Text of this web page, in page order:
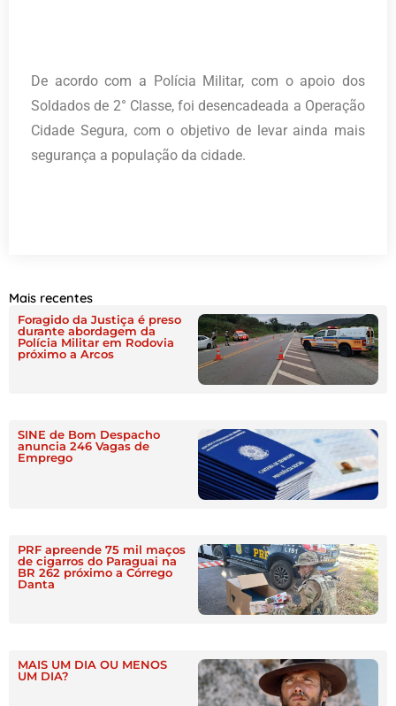
De acordo com a Polícia Militar, com o apoio dos
Soldados de 2° Classe, foi desencadeada a Operação
Cidade Segura, com o objetivo de levar ainda mais
segurança a população da cidade.
Mais recentes
Foragido da Justiça é preso
durante abordagem da
Polícia Militar em Rodovia
próximo a Arcos
SINE de Bom Despacho
anuncia 246 Vagas de
Emprego
PRF apreende 75 mil maços
de cigarros do Paraguai na
BR 262 próximo a Córrego
Danta
MAIS UM DIA OU MENOS
UM DIA?